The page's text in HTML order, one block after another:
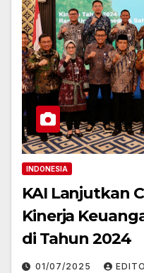
INDONESIA
KAI Lanjutkan
Kinerja
di Tahun 2024
01/07/2025